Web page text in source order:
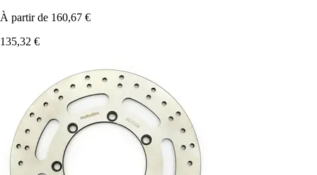
À partir de 160,67 €
135,32 €